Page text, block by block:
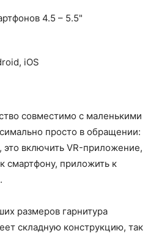
4.5 – 5.5"
iOS
совместимо с маленькими
просто в обращении:
это включить VR-приложение,
смартфону, приложить к
размеров гарнитура
складную конструкцию, так